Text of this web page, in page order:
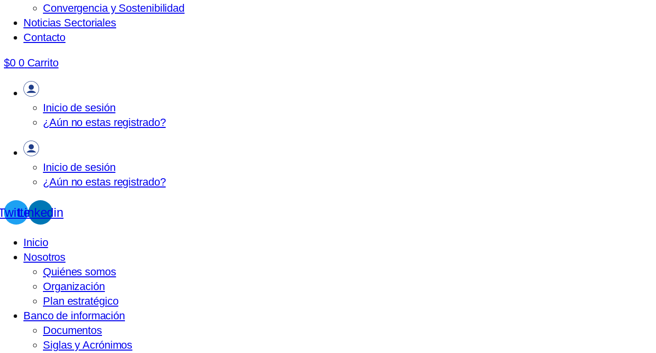
Convergencia y Sostenibilidad
Noticias Sectoriales
Contacto
$0 0 Carrito
Inicio de sesión
¿Aún no estas registrado?
Inicio de sesión
¿Aún no estas registrado?
Linkedin
Inicio
Nosotros
Quiénes somos
Organización
Plan estratégico
Banco de información
Documentos
Siglas y Acrónimos